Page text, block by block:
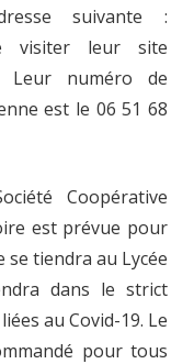
suivante :
visiter leur site
Leur numéro de
est le 06 51 68
Coopérative
est prévue pour
se tiendra au Lycée
dans le strict
au Covid-19. Le
pour tous